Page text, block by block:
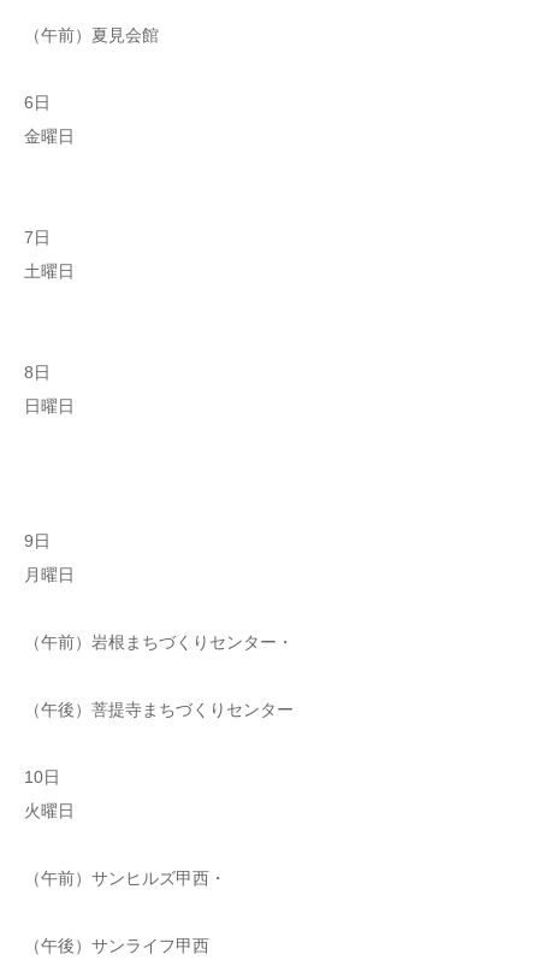
（午前）夏見会館
6日
金曜日
7日
土曜日
8日
日曜日
9日
月曜日
（午前）岩根まちづくりセンター・
（午後）菩提寺まちづくりセンター
10日
火曜日
（午前）サンヒルズ甲西・
（午後）サンライフ甲西